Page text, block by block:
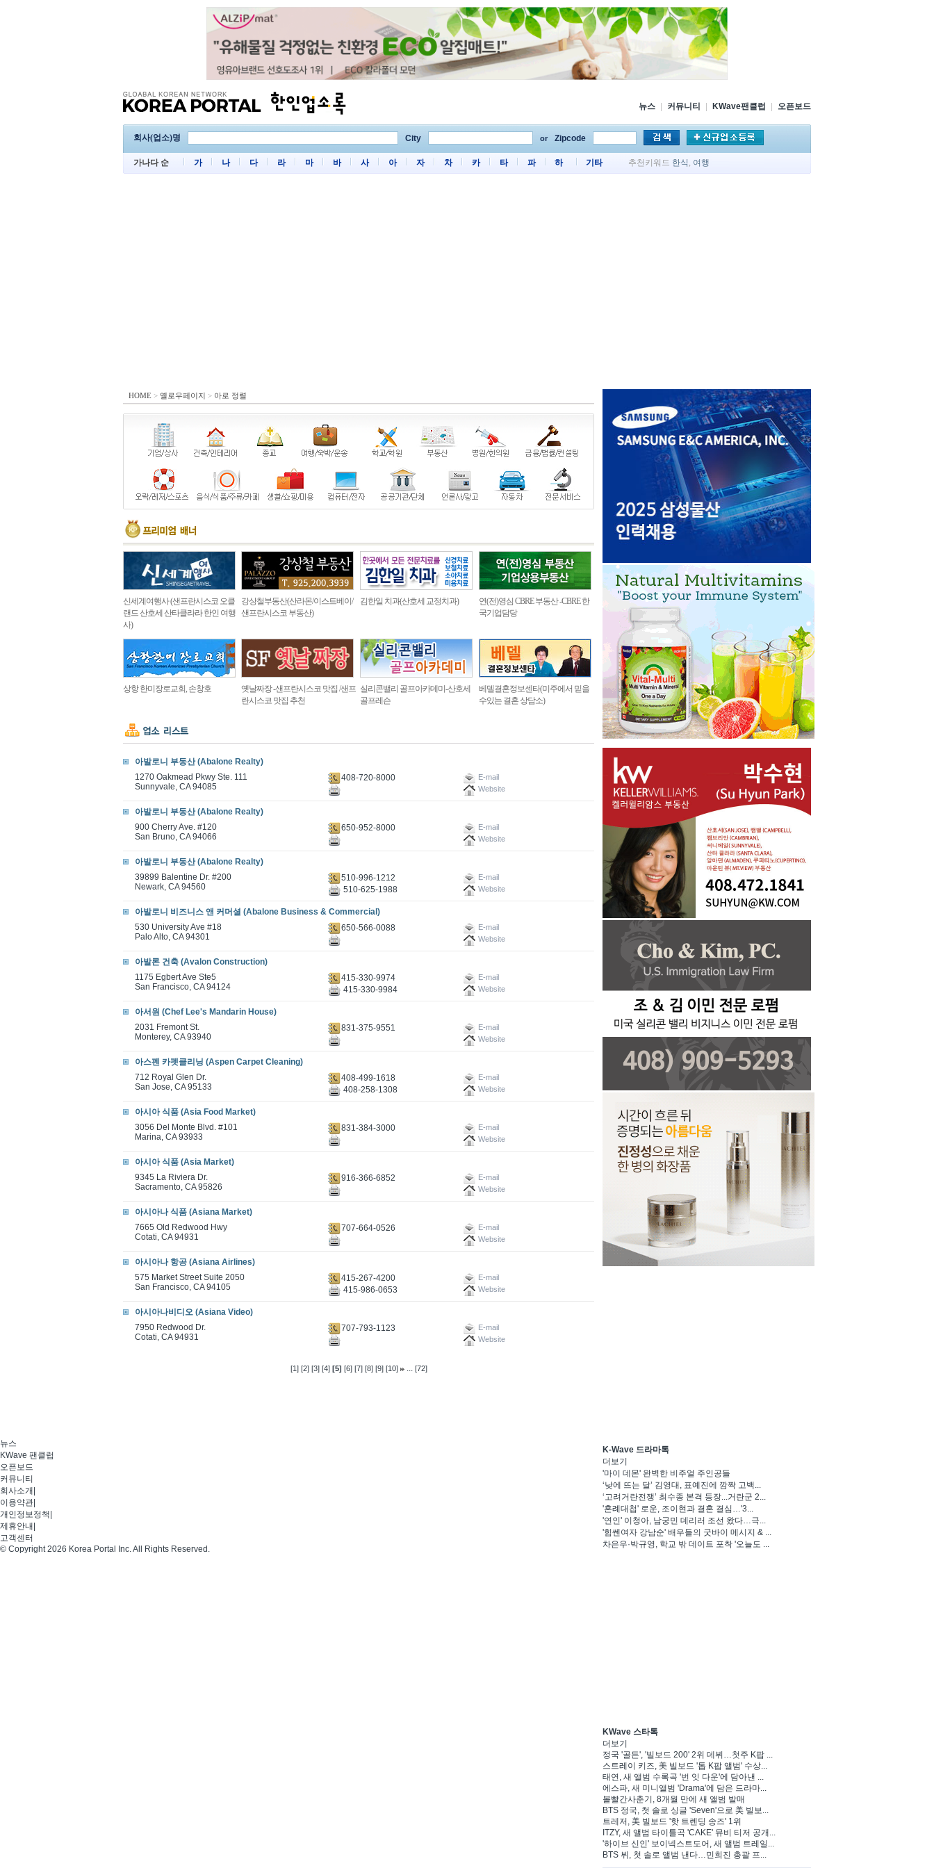
뉴스 커뮤니티 KWave팬클럽 오픈보드
회사(업소)명 City or Zipcode
가나다 순 가 나 다 라 마 바 사 아 자 차 카 타 파 하 기타 추천키워드 한식 , 여행
HOME > 옐로우페이지 > 아로 정렬
신세계여행사 (샌프란시스코 오클
랜드 산호세 산타클라라 한인 여행
사)
강상철부동산(산라몬/이스트베이/
샌프란시스코 부동산)
김한일 치과(산호세 교정치과)
연(전)영심 CBRE 부동산 -CBRE 한
국기업담당
상항 한미장로교회, 손창호
옛날짜장 -샌프란시스코 맛집 /샌프
란시스코 맛집 추천
실리콘밸리 골프아카데미-산호세
골프레슨
베델결혼정보센타(미주에서 믿을
수있는 결혼 상담소)
아발로니 부동산 (Abalone Realty)
1270 Oakmead Pkwy Ste. 111
Sunnyvale, CA 94085
408-720-8000
E-mail
Website
아발로니 부동산 (Abalone Realty)
900 Cherry Ave. #120
San Bruno, CA 94066
650-952-8000
E-mail
Website
아발로니 부동산 (Abalone Realty)
39899 Balentine Dr. #200
Newark, CA 94560
510-996-1212 E-mail
510-625-1988 Website
아발로니 비즈니스 앤 커머셜 (Abalone Business & Commercial)
530 University Ave #18
Palo Alto, CA 94301
650-566-0088
E-mail
Website
아발론 건축 (Avalon Construction)
1175 Egbert Ave Ste5
San Francisco, CA 94124
415-330-9974 E-mail
415-330-9984 Website
아서원 (Chef Lee's Mandarin House)
2031 Fremont St.
Monterey, CA 93940
831-375-9551
E-mail
Website
아스펜 카펫클리닝 (Aspen Carpet Cleaning)
712 Royal Glen Dr.
San Jose, CA 95133
408-499-1618 E-mail
408-258-1308 Website
아시아 식품 (Asia Food Market)
3056 Del Monte Blvd. #101
Marina, CA 93933
831-384-3000
E-mail
Website
아시아 식품 (Asia Market)
9345 La Riviera Dr.
Sacramento, CA 95826
916-366-6852
E-mail
Website
아시아나 식품 (Asiana Market)
7665 Old Redwood Hwy
Cotati, CA 94931
707-664-0526
E-mail
Website
아시아나 항공 (Asiana Airlines)
575 Market Street Suite 2050
San Francisco, CA 94105
415-267-4200 E-mail
415-986-0653 Website
아시아나비디오 (Asiana Video)
7950 Redwood Dr.
Cotati, CA 94931
707-793-1123
E-mail
Website
[1] [2] [3] [4] [5] [6] [7] [8] [9] [10] ... [72]
K-Wave 드라마톡
더보기
'마이 데몬' 완벽한 비주얼 주인공들
‘낮에 뜨는 달’ 김영대, 표예진에 깜짝 고백...
‘고려거란전쟁’ 최수종 본격 등장...거란군 2...
'혼례대첩' 로운, 조이현과 결혼 결심…'3...
'연인' 이청아, 남궁민 데리러 조선 왔다…극...
'힘쎈여자 강남순' 배우들의 굿바이 메시지 & ...
차은우·박규영, 학교 밖 데이트 포착 '오늘도 ...
KWave 스타톡
더보기
정국 '골든', '빌보드 200' 2위 데뷔…첫주 K팝 ...
스트레이 키즈, 美 빌보드 '톱 K팝 앨범' 수상...
태연, 새 앨범 수록곡 '번 잇 다운'에 담아낸 ...
에스파, 새 미니앨범 'Drama'에 담은 드라마...
볼빨간사춘기, 8개월 만에 새 앨범 발매
BTS 정국, 첫 솔로 싱글 'Seven'으로 美 빌보...
트레저, 美 빌보드 '핫 트렌딩 송즈' 1위
ITZY, 새 앨범 타이틀곡 'CAKE' 뮤비 티저 공개...
'하이브 신인' 보이넥스트도어, 새 앨범 트레일...
BTS 뷔, 첫 솔로 앨범 낸다…민희진 총괄 프...
뉴스
KWave 팬클럽
오픈보드
커뮤니티
회사소개
이용약관
개인정보정책
제휴안내
고객센터
© Copyright 2026 Korea Portal Inc. All Rights Reserved.